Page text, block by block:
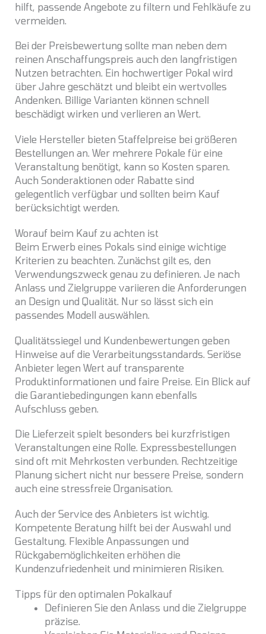
hilft, passende Angebote zu filtern und Fehlkäufe zu
vermeiden.
Bei der Preisbewertung sollte man neben dem
reinen Anschaffungspreis auch den langfristigen
Nutzen betrachten. Ein hochwertiger Pokal wird
über Jahre geschätzt und bleibt ein wertvolles
Andenken. Billige Varianten können schnell
beschädigt wirken und verlieren an Wert.
Viele Hersteller bieten Staffelpreise bei größeren
Bestellungen an. Wer mehrere Pokale für eine
Veranstaltung benötigt, kann so Kosten sparen.
Auch Sonderaktionen oder Rabatte sind
gelegentlich verfügbar und sollten beim Kauf
berücksichtigt werden.
Worauf beim Kauf zu achten ist
Beim Erwerb eines Pokals sind einige wichtige
Kriterien zu beachten. Zunächst gilt es, den
Verwendungszweck genau zu definieren. Je nach
Anlass und Zielgruppe variieren die Anforderungen
an Design und Qualität. Nur so lässt sich ein
passendes Modell auswählen.
Qualitätssiegel und Kundenbewertungen geben
Hinweise auf die Verarbeitungsstandards. Seriöse
Anbieter legen Wert auf transparente
Produktinformationen und faire Preise. Ein Blick auf
die Garantiebedingungen kann ebenfalls
Aufschluss geben.
Die Lieferzeit spielt besonders bei kurzfristigen
Veranstaltungen eine Rolle. Expressbestellungen
sind oft mit Mehrkosten verbunden. Rechtzeitige
Planung sichert nicht nur bessere Preise, sondern
auch eine stressfreie Organisation.
Auch der Service des Anbieters ist wichtig.
Kompetente Beratung hilft bei der Auswahl und
Gestaltung. Flexible Anpassungen und
Rückgabemöglichkeiten erhöhen die
Kundenzufriedenheit und minimieren Risiken.
Tipps für den optimalen Pokalkauf
Definieren Sie den Anlass und die Zielgruppe
präzise.